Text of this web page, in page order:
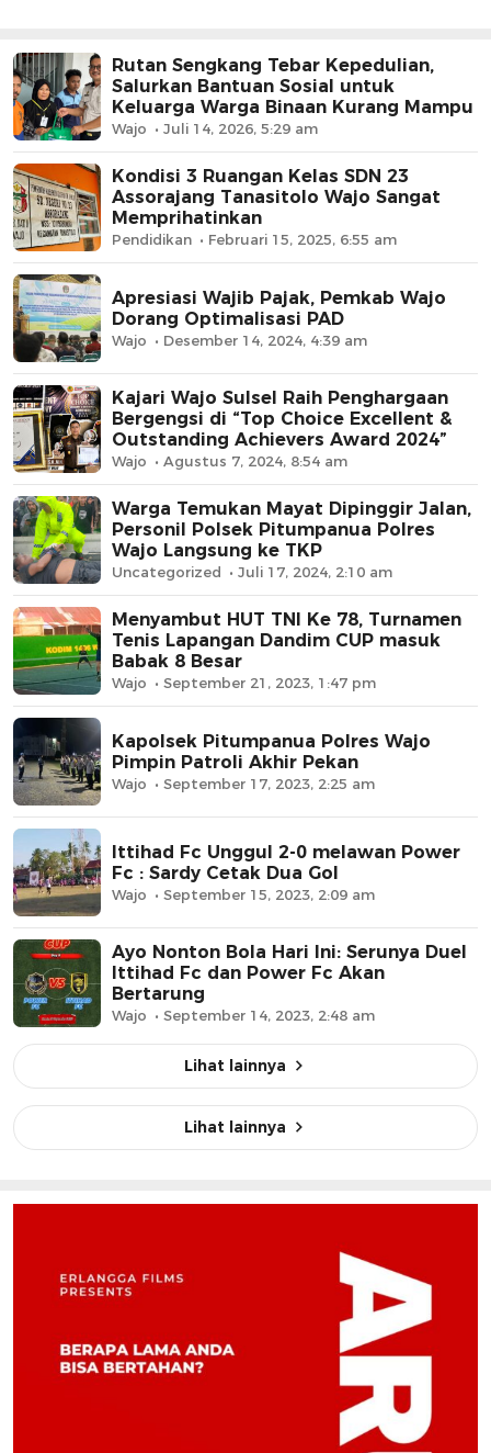
Rutan Sengkang Tebar Kepedulian,
Salurkan Bantuan Sosial untuk
Keluarga Warga Binaan Kurang Mampu
Wajo Juli 14, 2026, 5:29 am
Kondisi 3 Ruangan Kelas SDN 23
Assorajang Tanasitolo Wajo Sangat
Memprihatinkan
Pendidikan Februari 15, 2025, 6:55 am
Apresiasi Wajib Pajak, Pemkab Wajo
Dorang Optimalisasi PAD
Wajo Desember 14, 2024, 4:39 am
Kajari Wajo Sulsel Raih Penghargaan
Bergengsi di “Top Choice Excellent &
Outstanding Achievers Award 2024”
Wajo Agustus 7, 2024, 8:54 am
Warga Temukan Mayat Dipinggir Jalan,
Personil Polsek Pitumpanua Polres
Wajo Langsung ke TKP
Uncategorized Juli 17, 2024, 2:10 am
Menyambut HUT TNI Ke 78, Turnamen
Tenis Lapangan Dandim CUP masuk
Babak 8 Besar
Wajo September 21, 2023, 1:47 pm
Kapolsek Pitumpanua Polres Wajo
Pimpin Patroli Akhir Pekan
Wajo September 17, 2023, 2:25 am
Ittihad Fc Unggul 2-0 melawan Power
Fc : Sardy Cetak Dua Gol
Wajo September 15, 2023, 2:09 am
Ayo Nonton Bola Hari Ini: Serunya Duel
Ittihad Fc dan Power Fc Akan
Bertarung
Wajo September 14, 2023, 2:48 am
Lihat lainnya
Lihat lainnya